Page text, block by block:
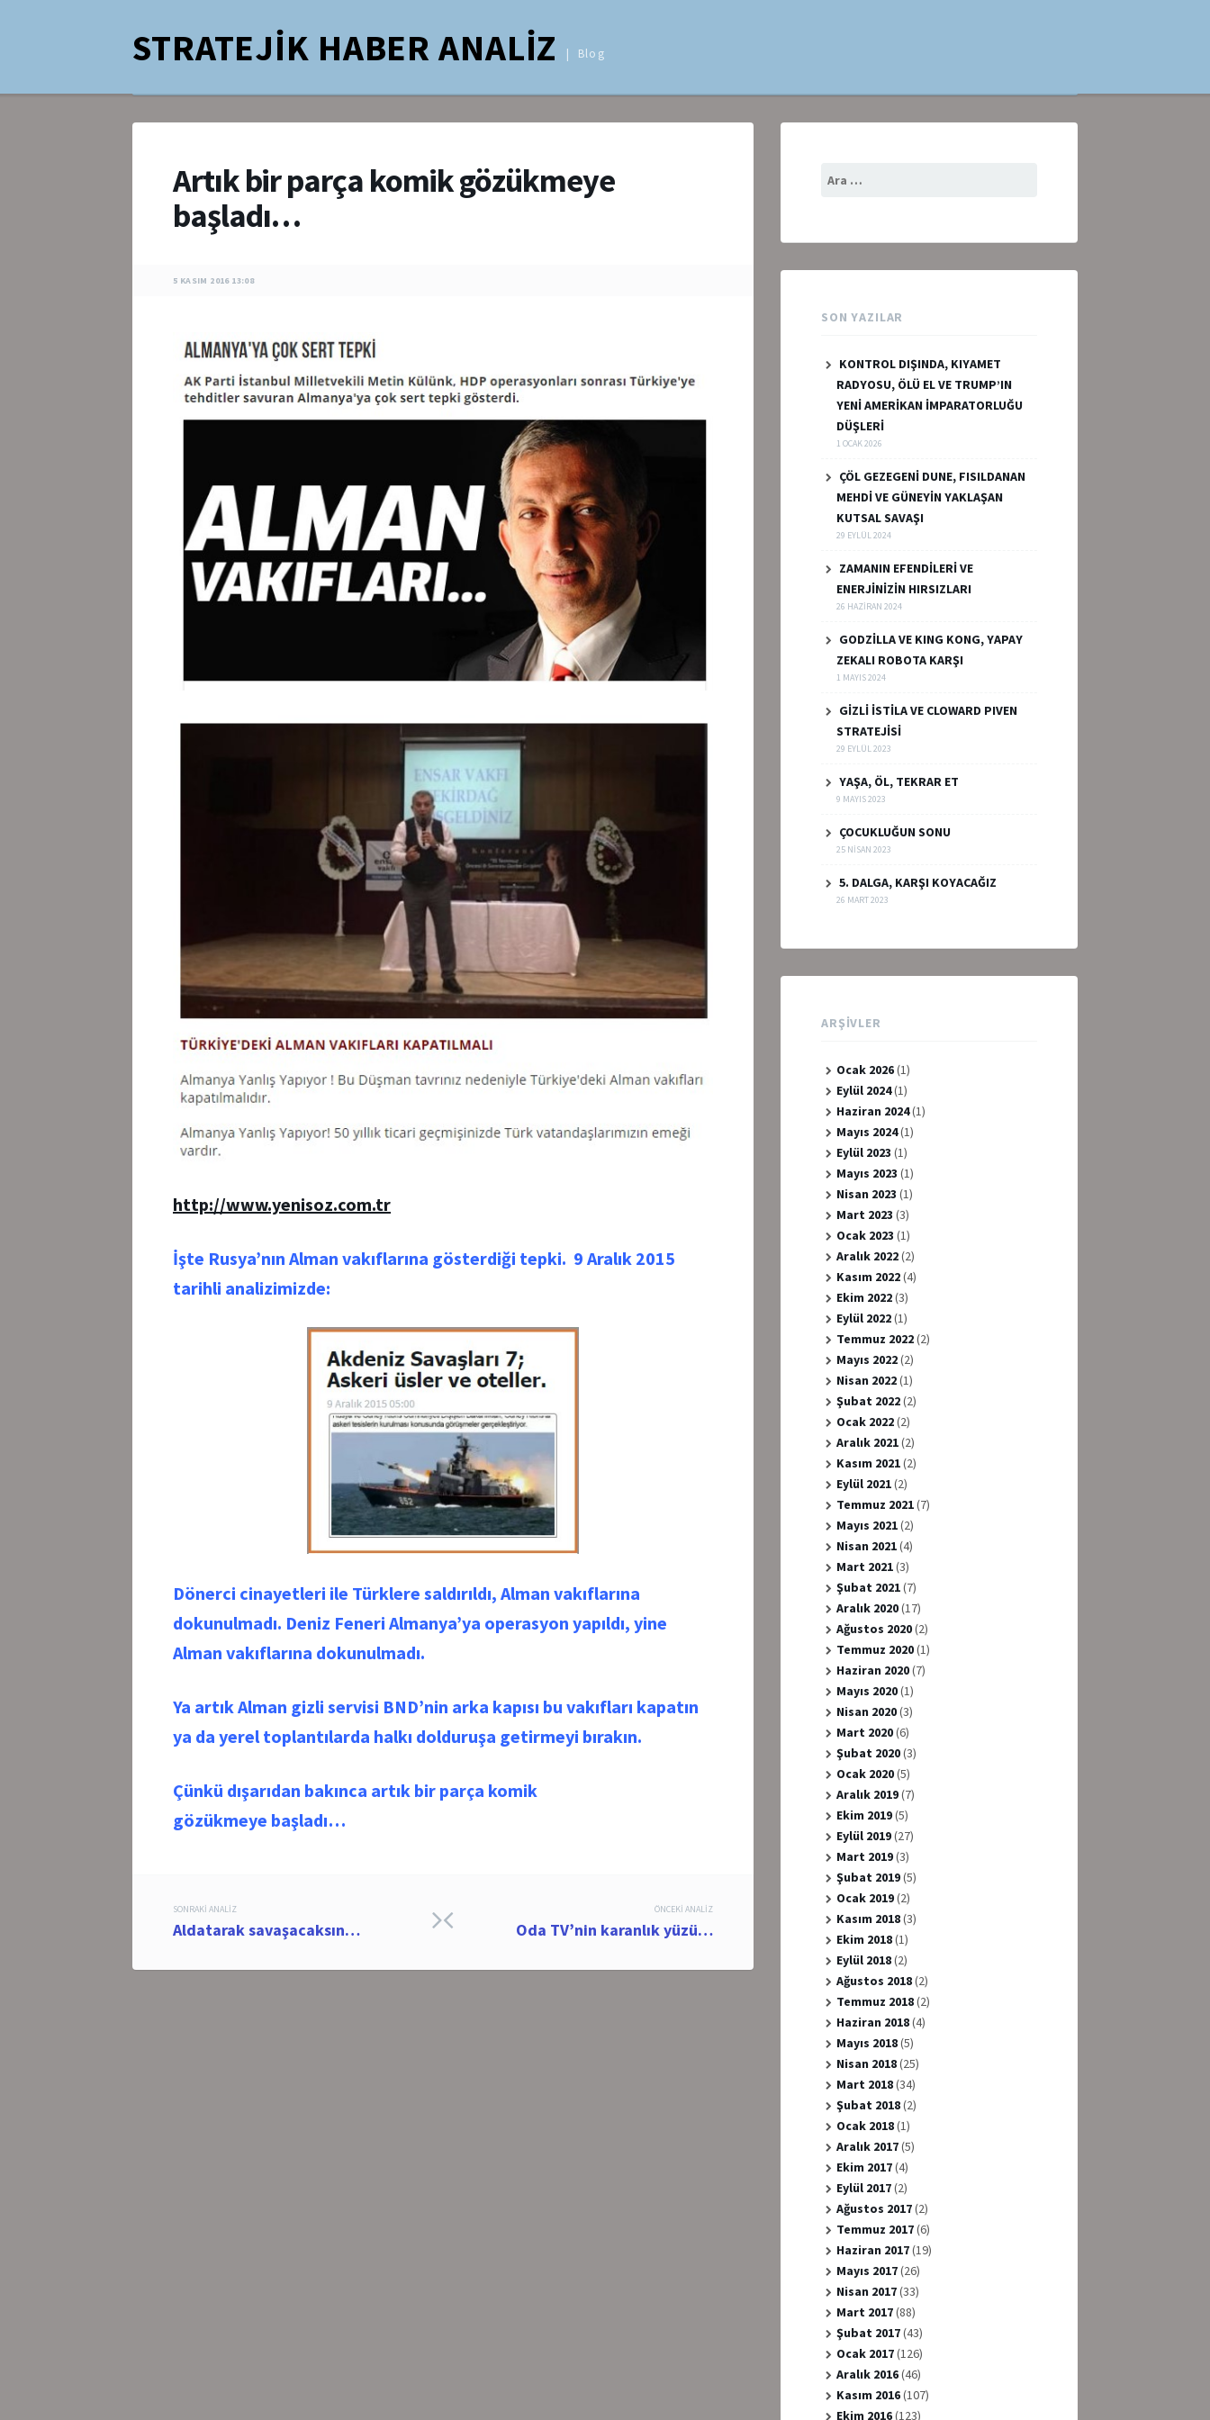
STRATEJİK HABER ANALİZ Blog
Artık bir parça komik gözükmeye
başladı…
5 KASIM 2016 13:08
http://www.yenisoz.com.tr
İşte Rusya’nın Alman vakıflarına gösterdiği tepki. 9 Aralık 2015
tarihli analizimizde:
Dönerci cinayetleri ile Türklere saldırıldı, Alman vakıflarına
dokunulmadı. Deniz Feneri Almanya’ya operasyon yapıldı, yine
Alman vakıflarına dokunulmadı.
Ya artık Alman gizli servisi BND’nin arka kapısı bu vakıfları kapatın
ya da yerel toplantılarda halkı dolduruşa getirmeyi bırakın.
Çünkü dışarıdan bakınca artık bir parça komik
gözükmeye başladı…
Post
navigation
ÖNCEKI ANALIZ
Oda TV’nin karanlık yüzü…
SONRAKI ANALIZ
Aldatarak savaşacaksın…
SON YAZILAR
KONTROL DIŞINDA, KIYAMET
RADYOSU, ÖLÜ EL VE TRUMP’IN
YENİ AMERİKAN İMPARATORLUĞU
DÜŞLERİ
1 OCAK 2026
ÇÖL GEZEGENİ DUNE, FISILDANAN
MEHDİ VE GÜNEYİN YAKLAŞAN
KUTSAL SAVAŞI
29 EYLÜL 2024
ZAMANIN EFENDİLERİ VE
ENERJİNİZİN HIRSIZLARI
26 HAZIRAN 2024
GODZİLLA VE KING KONG, YAPAY
ZEKALI ROBOTA KARŞI
1 MAYIS 2024
GİZLİ İSTİLA VE CLOWARD PIVEN
STRATEJİSİ
29 EYLÜL 2023
YAŞA, ÖL, TEKRAR ET
9 MAYIS 2023
ÇOCUKLUĞUN SONU
25 NISAN 2023
5. DALGA, KARŞI KOYACAĞIZ
26 MART 2023
ARŞIVLER
Ocak 2026(1)
Eylül 2024(1)
Haziran 2024(1)
Mayıs 2024(1)
Eylül 2023 (1)
Mayıs 2023 (1)
Nisan 2023 (1)
Mart 2023 (3)
Ocak 2023 (1)
Aralık 2022(2)
Kasım 2022(4)
Ekim 2022(3)
Eylül 2022(1)
Temmuz 2022(2)
Mayıs 2022(2)
Nisan 2022(1)
Şubat 2022(2)
Ocak 2022(2)
Aralık 2021(2)
Kasım 2021(2)
Eylül 2021(2)
Temmuz 2021(7)
Mayıs 2021(2)
Nisan 2021(4)
Mart 2021(3)
Şubat 2021(7)
Aralık 2020(17)
Ağustos 2020(2)
Temmuz 2020(1)
Haziran 2020(7)
Mayıs 2020(1)
Nisan 2020(3)
Mart 2020(6)
Şubat 2020(3)
Ocak 2020(5)
Aralık 2019(7)
Ekim 2019(5)
Eylül 2019(27)
Mart 2019(3)
Şubat 2019(5)
Ocak 2019(2)
Kasım 2018(3)
Ekim 2018(1)
Eylül 2018(2)
Ağustos 2018(2)
Temmuz 2018(2)
Haziran 2018(4)
Mayıs 2018(5)
Nisan 2018(25)
Mart 2018(34)
Şubat 2018(2)
Ocak 2018(1)
Aralık 2017(5)
Ekim 2017(4)
Eylül 2017(2)
Ağustos 2017(2)
Temmuz 2017(6)
Haziran 2017(19)
Mayıs 2017(26)
Nisan 2017(33)
Mart 2017(88)
Şubat 2017(43)
Ocak 2017(126)
Aralık 2016(46)
Kasım 2016(107)
Ekim 2016(123)